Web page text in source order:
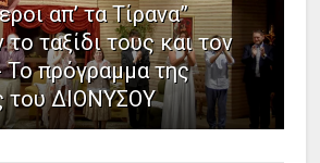
απ’ τα Τίρανα”
το ταξίδι τους και τον
Το πρόγραμμα της
του ΔΙΟΝΥΣΟΥ